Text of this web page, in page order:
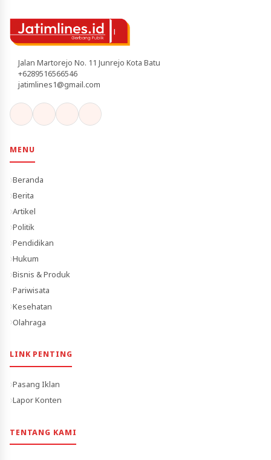
Jalan Martorejo No. 11 Junrejo Kota Batu
+6289516566546
jatimlines1@gmail.com
MENU
Beranda
Berita
Artikel
Politik
Pendidikan
Hukum
Bisnis & Produk
Pariwisata
Kesehatan
Olahraga
LINK PENTING
Pasang Iklan
Lapor Konten
TENTANG KAMI